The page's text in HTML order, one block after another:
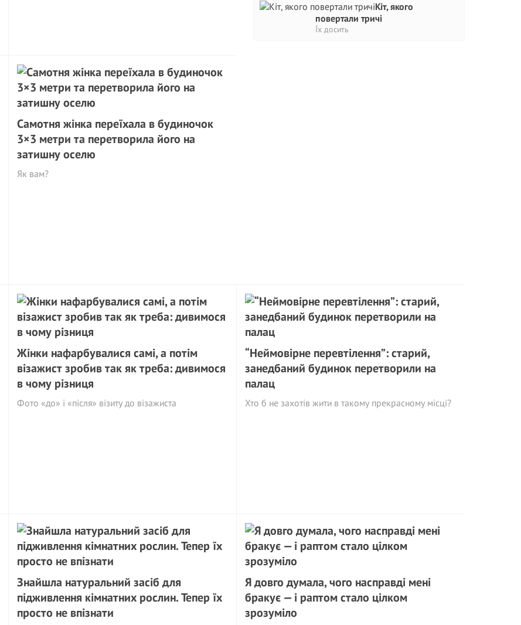
Кіт, якого
повертали тричі
Їх досить
Самотня жінка переїхала в будиночок
3×3 метри та перетворила його на
затишну оселю
Як вам?
Жінки нафарбувалися самі, а потім
візажист зробив так як треба: дивимося
в чому різниця
Фото «до» і «після» візиту до візажиста
“Неймовірне перевтілення”: старий,
занедбаний будинок перетворили на
палац
Хто б не захотів жити в такому прекрасному місці?
Знайшла натуральний засіб для
підживлення кімнатних рослин. Тепер їх
просто не впізнати
Я довго думала, чого насправді мені
бракує — і раптом стало цілком
зрозуміло